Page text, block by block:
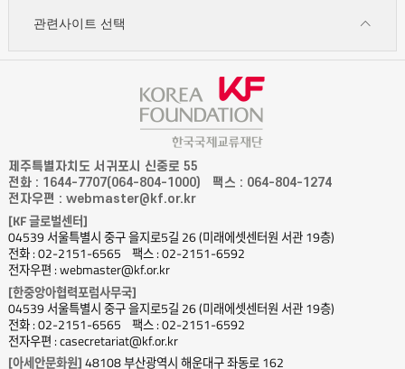
관련사이트 선택
제주특별자치도 서귀포시 신중로 55
전화 : 1644-7707(064-804-1000)
팩스 : 064-804-1274
전자우편 : webmaster@kf.or.kr
[KF 글로벌센터]
04539 서울특별시 중구 을지로5길 26 (미래에셋센터원 서관 19층)
전화 : 02-2151-6565
팩스 : 02-2151-6592
전자우편 : webmaster@kf.or.kr
[한중앙아협력포럼사무국]
04539 서울특별시 중구 을지로5길 26 (미래에셋센터원 서관 19층)
전화 : 02-2151-6565
팩스 : 02-2151-6592
전자우편 : casecretariat@kf.or.kr
[아세안문화원] 48108 부산광역시 해운대구 좌동로 162